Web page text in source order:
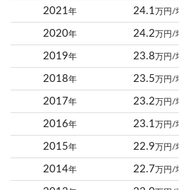
2021年 24.1万円/
2020年 24.2万円/
2019年 23.8万円/
2018年 23.5万円/
2017年 23.2万円/
2016年 23.1万円/
2015年 22.9万円/
2014年 22.7万円/